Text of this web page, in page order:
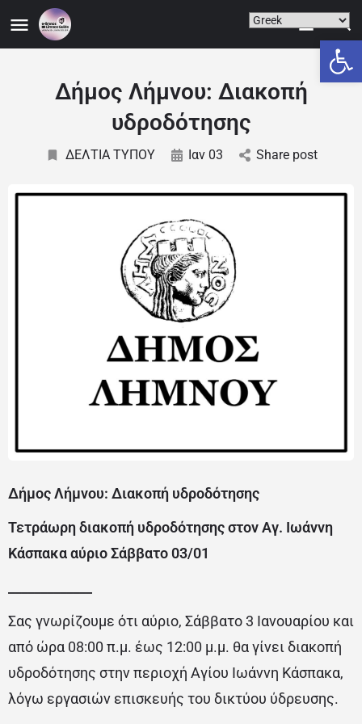
Δήμος Λήμνου: Διακοπή
υδροδότησης
ΔΕΛΤΙΑ ΤΥΠΟΥ Ιαν 03 Share post
Δήμος Λήμνου: Διακοπή υδροδότησης
Τετράωρη διακοπή υδροδότησης στον Αγ. Ιωάννη
Κάσπακα αύριο Σάββατο 03/01
Σας γνωρίζουμε ότι αύριο, Σάββατο 3 Ιανουαρίου και
από ώρα 08:00 π.μ. έως 12:00 μ.μ. θα γίνει διακοπή
υδροδότησης στην περιοχή Αγίου Ιωάννη Κάσπακα,
λόγω εργασιών επισκευής του δικτύου ύδρευσης.